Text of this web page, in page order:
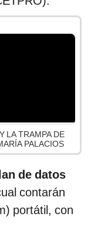
LA TRAMPA DE
PALACIOS
de datos
contarán
portátil, con